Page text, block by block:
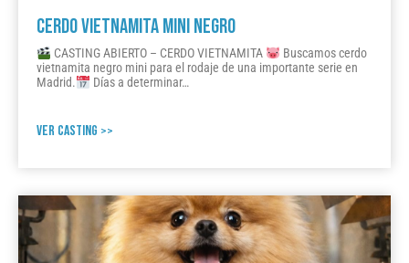
CERDO VIETNAMITA MINI NEGRO
CASTING ABIERTO – CERDO VIETNAMITA
Buscamos cerdo
vietnamita negro mini para el rodaje de una importante serie en
Madrid.
Días a determinar…
VER CASTING >>